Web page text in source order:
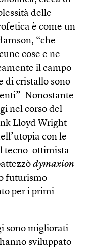
delle
è come un
“che
cose e ne
il campo
di cristallo sono
Nonostante
nel corso del
Lloyd Wright
con le
tecno-ottimista
dymaxion
futurismo
per i primi
sono migliorati:
sviluppato